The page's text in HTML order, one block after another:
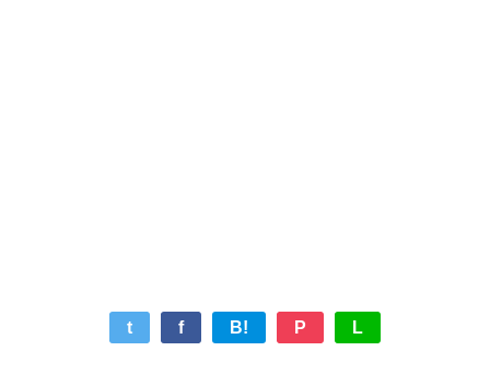
t f B! P L